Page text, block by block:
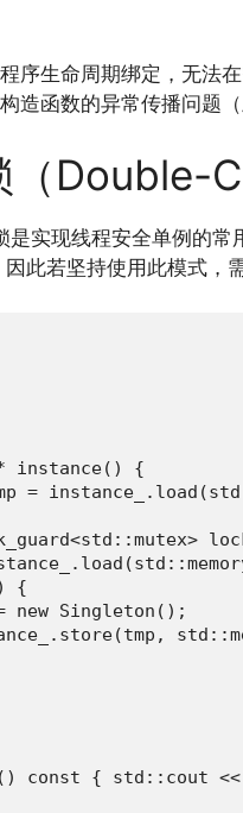
序生命周期绑定，无法
造函数的异常传播问题
（Double-
是实现线程安全单例的
此若坚持使用此模式，
instance() {
=
{
new Singleton();
const { std::cout